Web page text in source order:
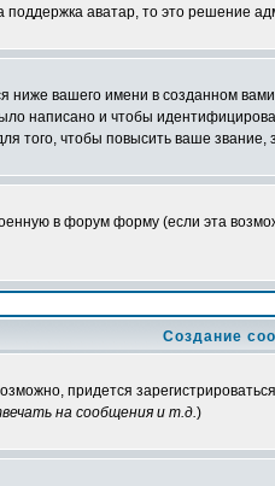
аватар, то это решение
вашего имени в созданном
написано и чтобы
чтобы повысить ваше
в форум форму (если эта
Создание
придется
на сообщения и т.д.)